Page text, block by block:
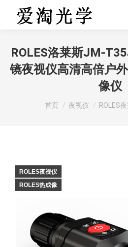
ROLES洛莱斯JM-
镜夜视仪高清高倍户
像仪
您在这里：
首页 夜视仪 ROLES
ROLES夜视仪
ROLES热成像